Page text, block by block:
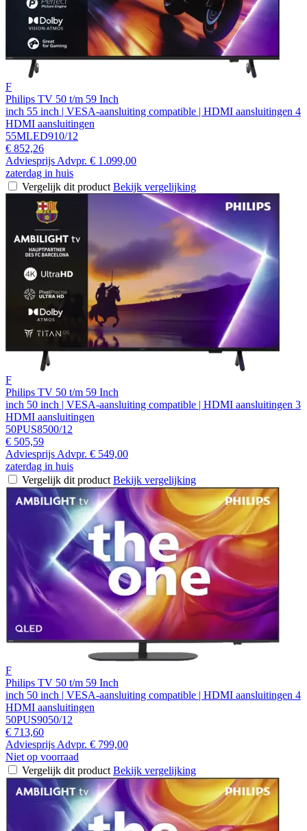
F
Philips TV 50 t/m 59 Inch
inch 55 inch | VESA-aansluiting compatible | HDMI aansluitingen 4
HDMI aansluitingen
55MLED910/12
€ 852,26
Adviesprijs Advpr. € 1.099,00
zaterdag in huis
Vergelijk dit product Bekijk vergelijking
F
Philips TV 50 t/m 59 Inch
inch 50 inch | VESA-aansluiting compatible | HDMI aansluitingen 3
HDMI aansluitingen
50PUS8500/12
€ 505,59
Adviesprijs Advpr. € 549,00
zaterdag in huis
Vergelijk dit product Bekijk vergelijking
F
Philips TV 50 t/m 59 Inch
inch 50 inch | VESA-aansluiting compatible | HDMI aansluitingen 4
HDMI aansluitingen
50PUS9050/12
€ 713,60
Adviesprijs Advpr. € 799,00
Niet op voorraad
Vergelijk dit product Bekijk vergelijking